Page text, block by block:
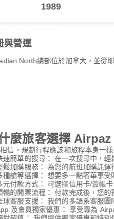
1989
與營運
North總部位於加拿大，並從
麼旅客選擇
信，規劃行程應該和旅程本身一
速簡單的搜尋： 在一次搜尋中，
鬆加購服務： 為您的航班加購託運
種艙等選擇： 想要多一點奢華享
元付款方式： 可選擇信用卡/簽帳
暢的開票流程： 付款完成後，您
球客服支援： 我們的多語系客服
及會員獨家優惠： 享受專為